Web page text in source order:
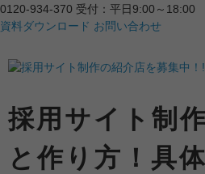
0120-934-370 受付：平日9:00～18:00
資料ダウンロード お問い合わせ
採用サイト制
と作り方！具